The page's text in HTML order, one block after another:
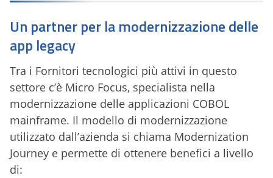
Un partner per la modernizzazione delle
app legacy
Tra i Fornitori tecnologici più attivi in questo
settore c’è Micro Focus, specialista nella
modernizzazione delle applicazioni COBOL
mainframe. Il modello di modernizzazione
utilizzato dall’azienda si chiama Modernization
Journey e permette di ottenere benefici a livello
di: